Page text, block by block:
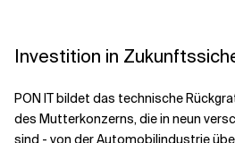
Investition in
PON IT bildet das technische
des Mutterkonzerns, die in neun
sind - von der Automobilindustrie